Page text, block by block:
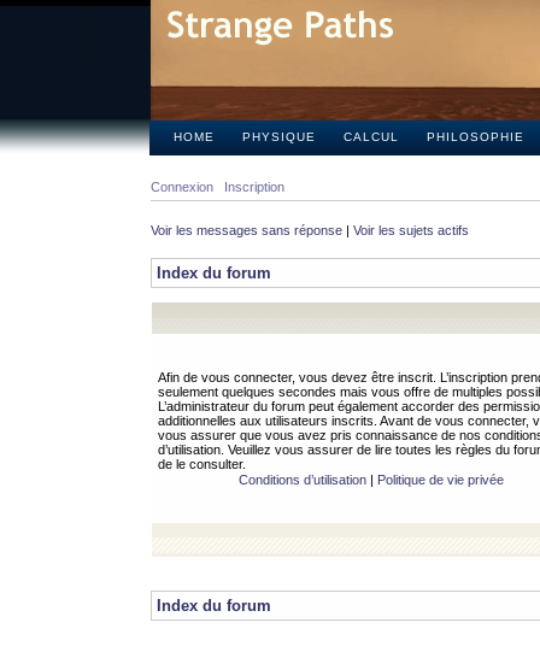
HOME PHYSIQUE CALCUL PHILOSOPHIE
Connexion Inscription
Voir les messages sans réponse | Voir les sujets actifs
Index du forum
Afin de vous connecter, vous devez être inscrit. L’inscription
seulement quelques secondes mais vous offre de multiples
L’administrateur du forum peut également accorder des
additionnelles aux utilisateurs inscrits. Avant de vous connecter,
vous assurer que vous avez pris connaissance de nos
d’utilisation. Veuillez vous assurer de lire toutes les règles du
de le consulter.
Conditions d’utilisation| Politique de vie privée
Index du forum